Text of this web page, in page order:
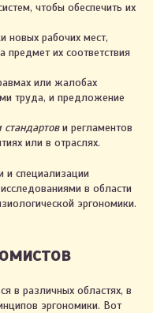
чтобы обеспечить их
новых рабочих мест,
предмет их соответствия
или жалобах
труда, и предложение
и регламентов
или в отраслях.
и специализации
в области
эргономики.
в различных областях, в
эргономики. Вот